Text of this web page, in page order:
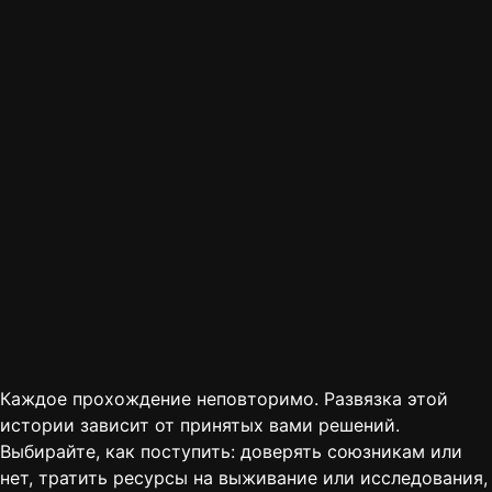
Каждое прохождение неповторимо. Развязка этой
истории зависит от принятых вами решений.
Выбирайте, как поступить: доверять союзникам или
нет, тратить ресурсы на выживание или исследования,